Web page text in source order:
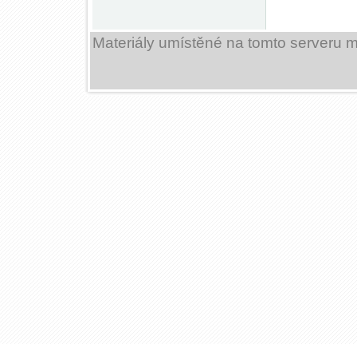
Materiály umístěné na tomto serveru